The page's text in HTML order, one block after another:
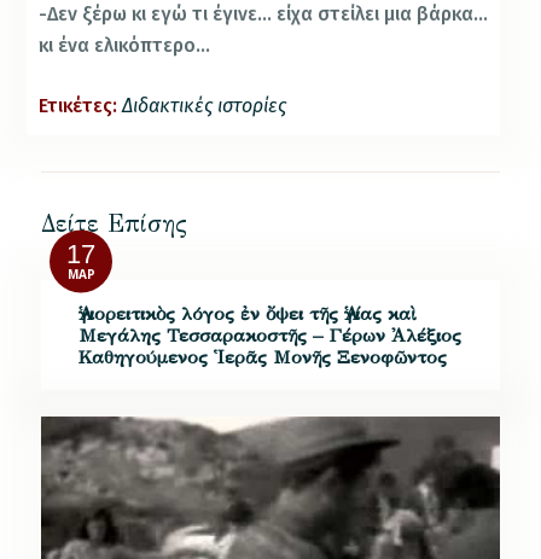
-Δεν ξέρω κι εγώ τι έγινε… είχα στείλει μια βάρκα…
κι ένα ελικόπτερο…
Ετικέτες: Διδακτικές ιστορίες
Δείτε Επίσης
17
ΜΑΡ
Ἁγιορειτικὸς λόγος ἐν ὄψει τῆς Ἁγίας καὶ
Μεγάλης Τεσσαρακοστῆς – Γέρων Ἀλέξιος
Καθηγούμενος Ἱερᾶς Μονῆς Ξενοφῶντος